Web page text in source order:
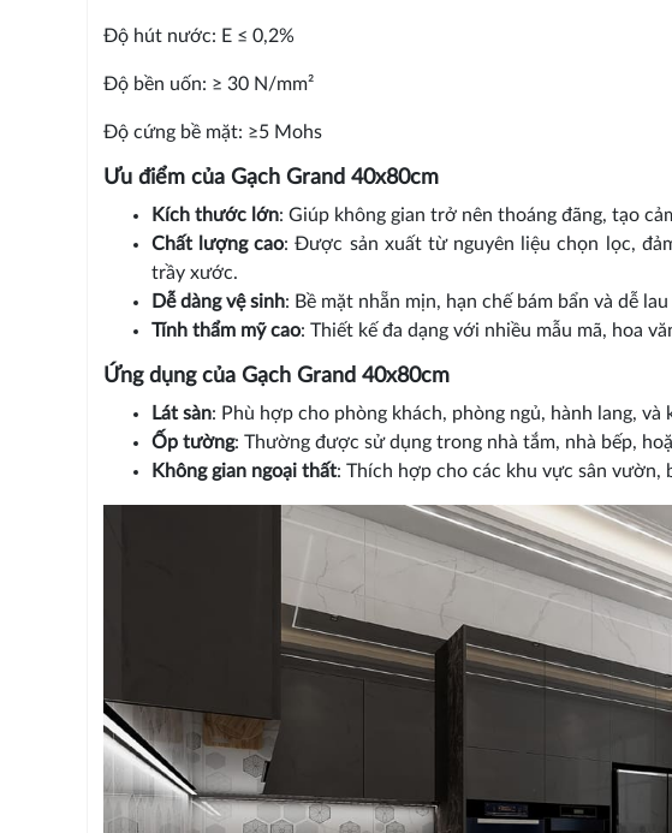
Độ hút nước: E ≤ 0,2%
Độ bền uốn: ≥ 30 N/mm²
Độ cứng bề mặt: ≥5 Mohs
Ưu điểm của Gạch Grand 40x80cm
Kích thước lớn: Giúp không gian trở nên thoáng đãng, tạo
Chất lượng cao: Được sản xuất từ nguyên liệu chọn lọc,
trầy xước.
Dễ dàng vệ sinh: Bề mặt nhẵn mịn, hạn chế bám bẩn và dễ
Tính thẩm mỹ cao: Thiết kế đa dạng với nhiều mẫu mã, hoa
Ứng dụng của Gạch Grand 40x80cm
Lát sàn: Phù hợp cho phòng khách, phòng ngủ, hành lang, và
Ốp tường: Thường được sử dụng trong nhà tắm, nhà bếp,
Không gian ngoại thất: Thích hợp cho các khu vực sân vườn,